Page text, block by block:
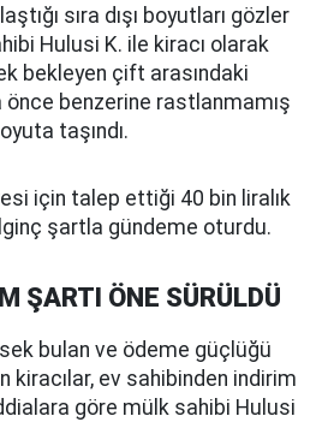
sıra dışı boyutları gözler
Hulusi K. ile kiracı olarak
bekleyen çift arasındaki
önce benzerine rastlanmamış
taşındı.
için talep ettiği 40 bin liralık
şartla gündeme oturdu.
ŞARTI ÖNE SÜRÜLDÜ
bulan ve ödeme güçlüğü
kiracılar, ev sahibinden indirim
göre mülk sahibi Hulusi